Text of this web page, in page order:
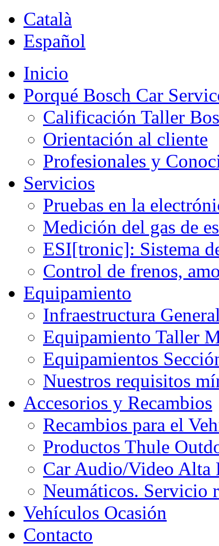
Català
Español
Inicio
Porqué Bosch Car
Calificación Taller
Orientación al cliente
Profesionales y
Servicios
Pruebas en la
Medición del gas de
ESI[tronic]: Sistema
Control de frenos,
Equipamiento
Infraestructura
Equipamiento Taller
Equipamientos
Nuestros requisitos
Accesorios y Recambios
Recambios para el
Productos Thule
Car Audio/Video Alta
Neumáticos. Servicio
Vehículos Ocasión
Contacto